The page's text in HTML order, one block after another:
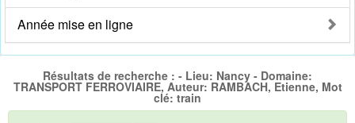
Année mise en ligne
Résultats de recherche : - Lieu: Nancy - Domaine:
TRANSPORT FERROVIAIRE, Auteur: RAMBACH, Etienne, Mot
clé: train